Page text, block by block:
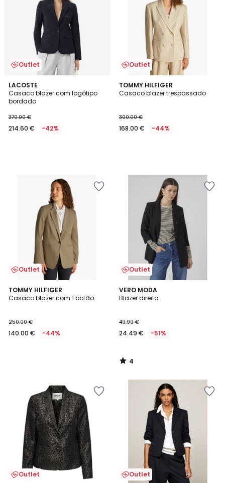
Outlet
LACOSTE
Casaco blazer com logótipo
bordado
370.00 €
214.60 € -42%
Outlet
TOMMY HILFIGER
Casaco blazer trespassado
300.00 €
168.00 € -44%
Outlet
TOMMY HILFIGER
Casaco blazer com 1 botão
250.00 €
140.00 € -44%
Outlet
VERO MODA
Blazer direito
49.99 €
24.49 € -51%
4
/
4
/
Outlet Outlet